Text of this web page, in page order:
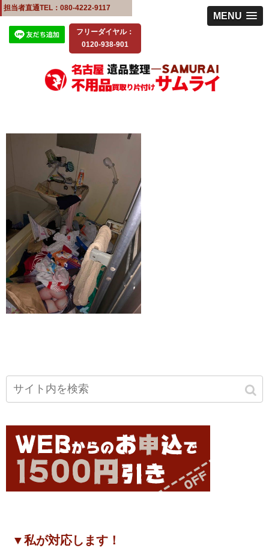
MENU
担当者直通TEL：080-4222-9117
フリーダイヤル：
0120-938-901
▼私が対応します！